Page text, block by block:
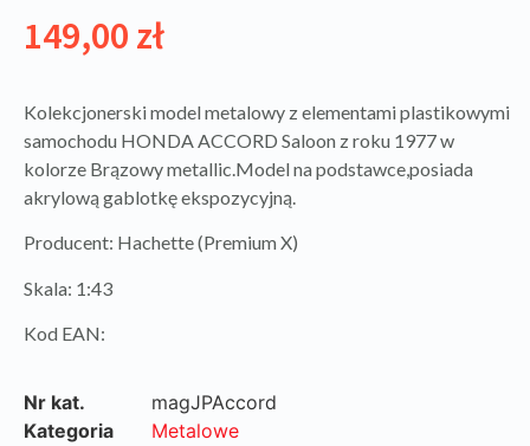
149,00 zł
Kolekcjonerski model metalowy z elementami plastikowymi
samochodu HONDA ACCORD Saloon z roku 1977 w
kolorze Brązowy metallic.Model na podstawce,posiada
akrylową gablotkę ekspozycyjną.
Producent: Hachette (Premium X)
Skala: 1:43
Kod EAN:
Nr kat.
magJPAccord
Kategoria
Metalowe